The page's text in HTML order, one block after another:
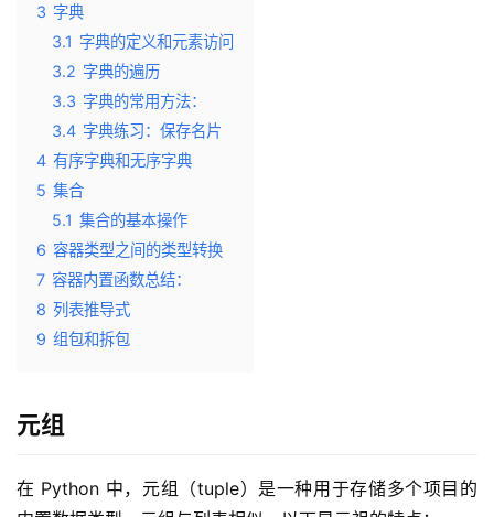
3 字典
3.1 字典的定义和元素访问
3.2 字典的遍历
3.3 字典的常用方法：
3.4 字典练习：保存名片
4 有序字典和无序字典
5 集合
5.1 集合的基本操作
6 容器类型之间的类型转换
7 容器内置函数总结：
8 列表推导式
9 组包和拆包
元组
在 Python 中，元组（tuple）是一种用于存储多个项目的